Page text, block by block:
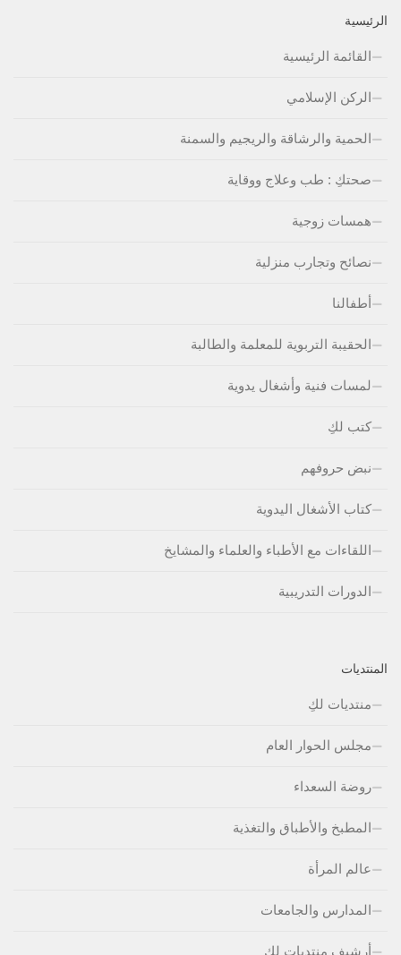
الرئيسية
القائمة الرئيسية
الركن الإسلامي
الحمية والرشاقة والريجيم والسمنة
صحتكِ : طب وعلاج ووقاية
همسات زوجية
نصائح وتجارب منزلية
أطفالنا
الحقيبة التربوية للمعلمة والطالبة
لمسات فنية وأشغال يدوية
كتب لكِ
نبض حروفهم
كتاب الأشغال اليدوية
اللقاءات مع الأطباء والعلماء والمشايخ
الدورات التدريبية
المنتديات
منتديات لكِ
مجلس الحوار العام
روضة السعداء
المطبخ والأطباق والتغذية
عالم المرأة
المدارس والجامعات
أرشيف منتديات لكِ